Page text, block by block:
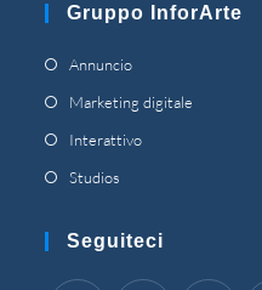
Gruppo InforArte
AnnuncioSi
una
Marketing digitale
InterattivoSi
Studios
in
Seguiteci